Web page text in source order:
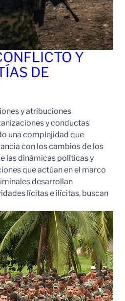
Y
DE
y atribuciones
y conductas
una complejidad que
con los cambios de los
las dinámicas políticas y
que actúan en el marco
desarrollan
lícitas e ilícitas, buscan